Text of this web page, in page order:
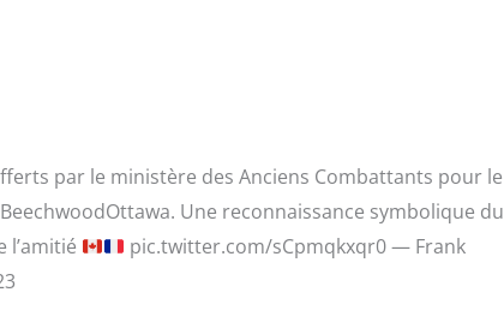
par le ministère des Anciens Combattants pour le
Une reconnaissance symbolique du
l’amitié
pic.twitter.com/sCpmqkxqr0 — Frank